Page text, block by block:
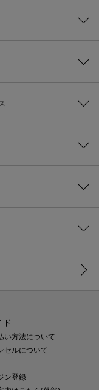
ド
い方法について
セルについて
ン登録